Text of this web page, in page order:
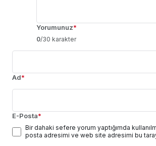
Yorumunuz*
0/30 karakter
Ad*
E-Posta*
Bir dahaki sefere yorum yaptığımda
posta adresimi ve web site adresimi bu